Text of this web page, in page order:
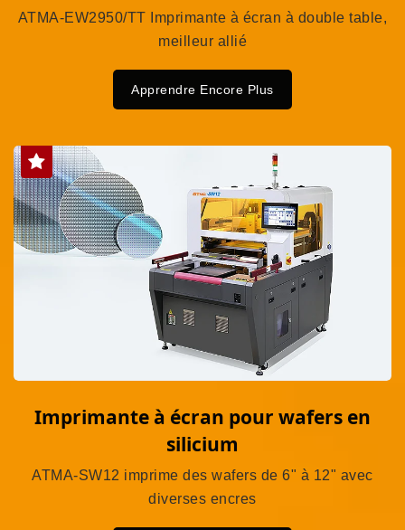
ATMA-EW2950/TT Imprimante à écran à double table,
meilleur allié
Apprendre Encore Plus
Imprimante à écran pour wafers en
silicium
ATMA-SW12 imprime des wafers de 6" à 12" avec
diverses encres